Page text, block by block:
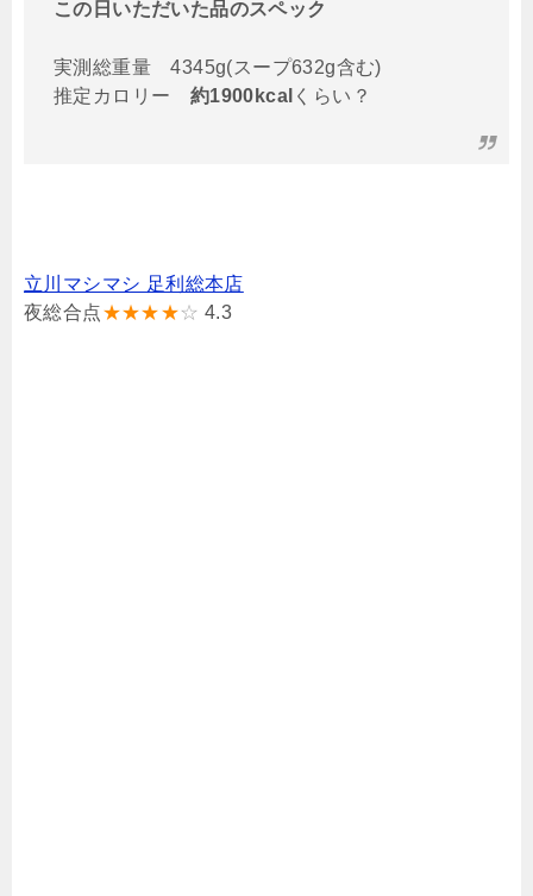
この日いただいた品のスペック
実測総重量 4345g(スープ632g含む)
推定カロリー 約1900kcal くらい？
立川マシマシ 足利総本店
夜総合点★★★★☆ 4.3